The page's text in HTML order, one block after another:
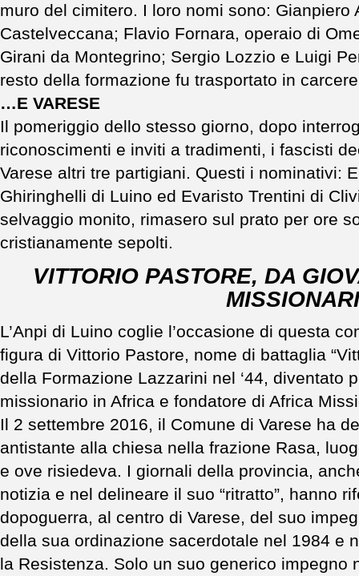
muro del cimitero. I loro nomi sono: Gianpiero
Castelveccana; Flavio Fornara, operaio di
Girani da Montegrino; Sergio Lozzio e Luigi
resto della formazione fu trasportato in
…E VARESE
Il pomeriggio dello stesso giorno, dopo
riconoscimenti e inviti a tradimenti, i fascisti
Varese altri tre partigiani. Questi i nominativi:
Ghiringhelli di Luino ed Evaristo Trentini di
selvaggio monito, rimasero sul prato per ore
cristianamente sepolti.
VITTORIO PASTORE, DA
L’Anpi di Luino coglie l’occasione di questa
figura di Vittorio Pastore, nome di battaglia
della Formazione Lazzarini nel ‘44, diventato
missionario in Africa e fondatore di Africa
Il 2 settembre 2016, il Comune di Varese ha
antistante alla chiesa nella frazione Rasa,
e ove risiedeva. I giornali della provincia,
notizia e nel delineare il suo “ritratto”, hanno
dopoguerra, al centro di Varese, del suo
della sua ordinazione sacerdotale nel 1984 e
la Resistenza. Solo un suo generico impegno